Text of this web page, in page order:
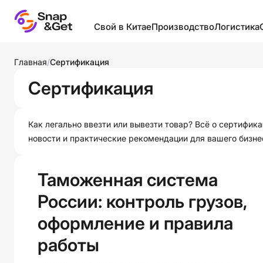
Свой в Китае
Логистика
Образование в Китае
Полезное
Шелковый путь
Производство
посредники
Производство в разных
Промышленность
провинций Китая
Товары
Фабрики мира
Логистика
Склады
Упаковка
Главная/Сертификация
Сертификация
Как легально ввезти или вывезти товар? Всё о
новости и практические рекомендации для вашего
Таможенная система
России: контроль грузов,
оформление и правила
работы